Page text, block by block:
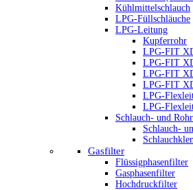
Kühlmittelschlauch
LPG-Füllschläuche
LPG-Leitung
Kupferrohr
LPG-FIT
LPG-FIT
LPG-FIT
LPG-FIT
LPG-
LPG-
Schlauch- und
Schlauch-
Gasfilter
Flüssigphasenfilter
Gasphasenfilter
Hochdruckfilter